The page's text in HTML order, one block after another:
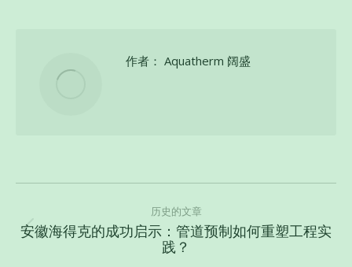
作者： Aquatherm 阔盛
文
章
导
历史的文章
历
史
安徽海得克的成功启示：管道预制如何重塑工程实
践？